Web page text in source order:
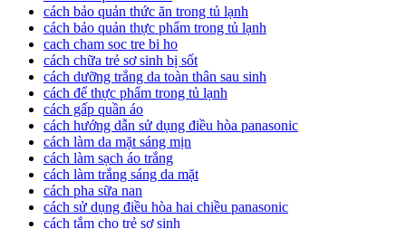
cách bảo quản thức ăn trong tủ lạnh
cách bảo quản thực phẩm trong tủ lạnh
cach cham soc tre bi ho
cách chữa trẻ sơ sinh bị sốt
cách dưỡng trắng da toàn thân sau sinh
cách để thực phẩm trong tủ lạnh
cách gấp quần áo
cách hướng dẫn sử dụng điều hòa panasonic
cách làm da mặt sáng mịn
cách làm sạch áo trắng
cách làm trắng sáng da mặt
cách pha sữa nan
cách sử dụng điều hòa hai chiều panasonic
cách tắm cho trẻ sơ sinh